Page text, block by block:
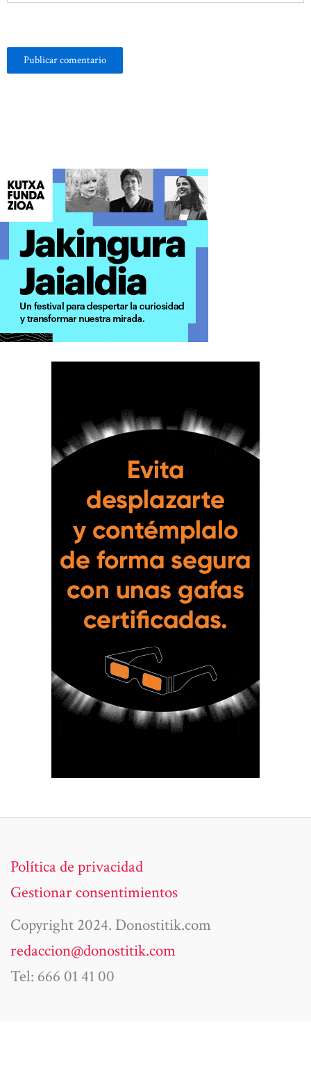
Política de privacidad
Gestionar consentimientos
Copyright 2024. Donostitik.com
redaccion@donostitik.com
Tel: 666 01 41 00